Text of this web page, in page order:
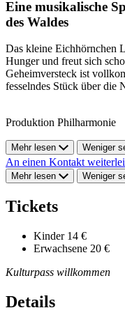
Eine musikalische
des Waldes
Das kleine Eichhörnchen
Hunger und freut sich
Geheimversteck ist
fesselndes Stück über die
Produktion Philharmonie
Mehr lesen Weniger
An einen Kontakt
Mehr lesen Weniger
Tickets
Kinder 14 €
Erwachsene 20 €
Kulturpass willkommen
Details